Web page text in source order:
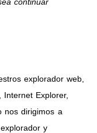
explorador web,
Explorer,
nos dirigimos a
y